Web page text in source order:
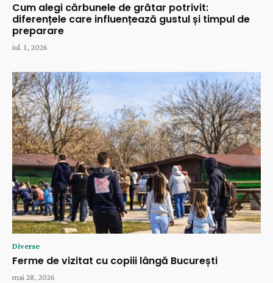
Cum alegi cărbunele de grătar potrivit:
diferențele care influențează gustul și timpul de
preparare
iul. 1, 2026
Diverse
Ferme de vizitat cu copiii lângă București
mai 28, 2026